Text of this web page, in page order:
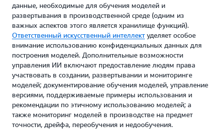
данные, необходимые для обучения моделей и
развертывания в производственной среде (одним из
важных аспектов этого является хранилище функций).
Ответственный искусственный интеллектуделяет особое
внимание использованию конфиденциальных данных для
построения моделей. Дополнительные возможности
управления ИИ включают предоставление людям права
участвовать в создании, развертывании и мониторинге
моделей; документирование обучения моделей, управление
версиями, поддерживаемые примеры использования и
рекомендации по этичному использованию моделей; а
также мониторинг моделей в производстве на предмет
точности, дрейфа, переобучения и недообучения.